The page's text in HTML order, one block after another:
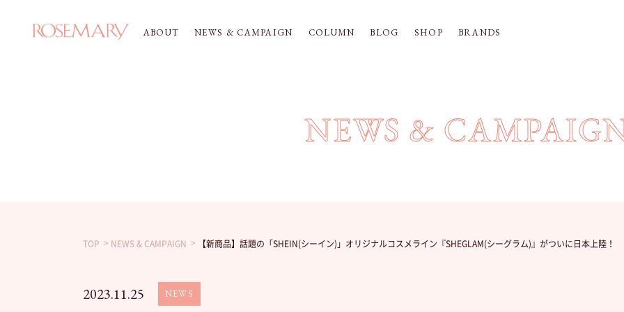
ABOUT NEWS & CAMPAIGN COLUMN BLOG SHOP BRANDS
NEWS &
TOP NEWS & CAMPAIGN 【新商品】話題の「SHEIN(シーイン)」オリジナルコスメライン『SHEGLAM(シーグラム)』がついに日本上陸！
2023.11.25 NEWS